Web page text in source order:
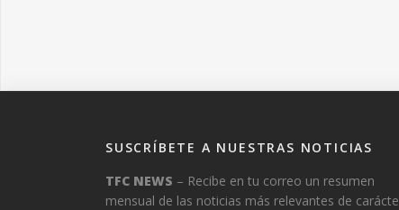
SUSCRÍBETE A NUESTRAS NOTICIAS
TFC NEWS – Recibe en tu correo un resumen
mensual de las noticias más relevantes de